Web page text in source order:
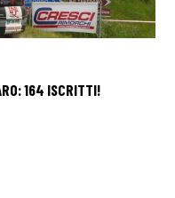
164 ISCRITTI!